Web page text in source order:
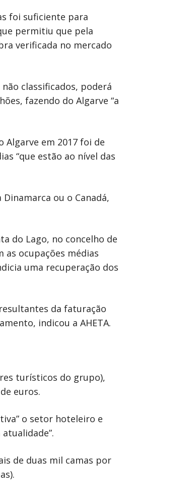
foi suficiente para
permitiu que pela
verificada no mercado
classificados, poderá
fazendo do Algarve “a
Algarve em 2017 foi de
“que estão ao nível das
ou o Canadá,
do Lago, no concelho de
as ocupações médias
uma recuperação dos
da faturação
indicou a AHETA.
turísticos do grupo),
euros.
o setor hoteleiro e
de duas mil camas por